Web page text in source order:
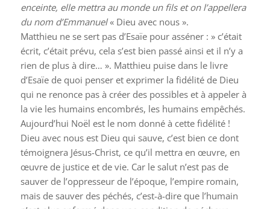
enceinte, elle mettra au monde un fils et on l’appellera
du nom d’Emmanuel« Dieu avec nous ».
Matthieu ne se sert pas d’Esaïe pour asséner : » c’était
écrit, c’était prévu, cela s’est bien passé ainsi et il n’y a
rien de plus à dire… ». Matthieu puise dans le livre
d’Esaïe de quoi penser et exprimer la fidélité de Dieu
qui ne renonce pas à créer des possibles et à appeler à
la vie les humains encombrés, les humains empêchés.
Aujourd’hui Noël est le nom donné à cette fidélité !
Dieu avec nous est Dieu qui sauve, c’est bien ce dont
témoignera Jésus-Christ, ce qu’il mettra en œuvre, en
œuvre de justice et de vie. Car le salut n’est pas de
sauver de l’oppresseur de l’époque, l’empire romain,
mais de sauver des péchés, c’est-à-dire que l’humain